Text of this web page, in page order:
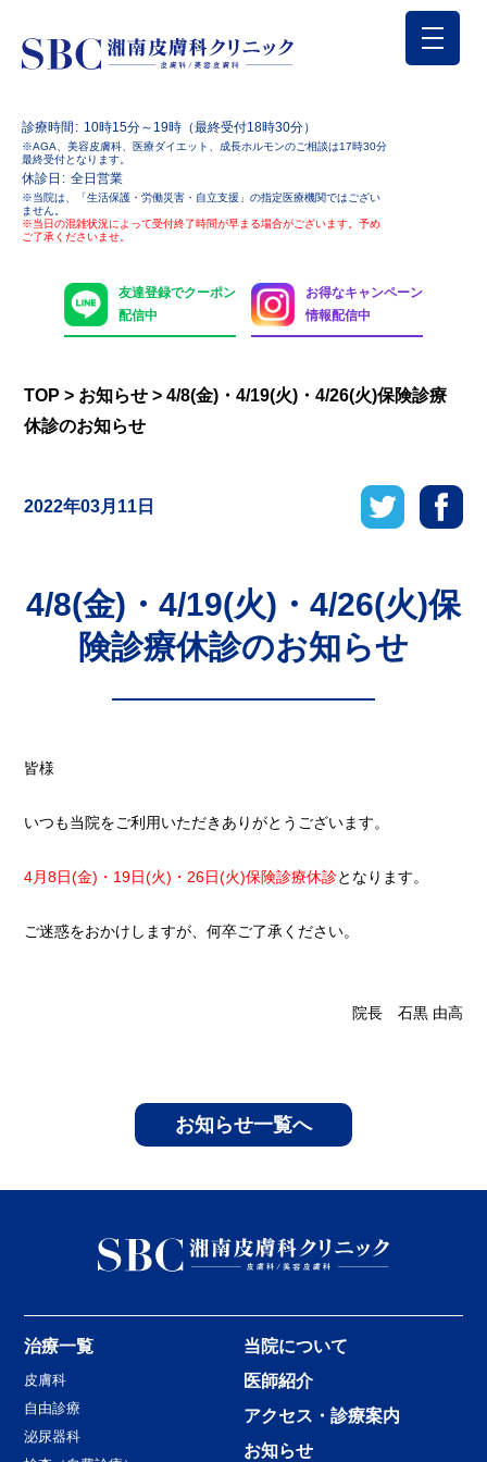
診療時間 10時15分～19時（最終受付18時30分）
※AGA、美容皮膚科、医療ダイエット、成長ホルモンのご相談は17時30分
最終受付となります。
休診日 全日営業
※当院は、「生活保護・労働災害・自立支援」の指定医療機関ではござい
ません。
※当日の混雑状況によって受付終了時間が早まる場合がございます。予め
ご了承くださいませ。
友達登録でクーポン
配信中
お得なキャンペーン
情報配信中
TOP > お知らせ >4/8(金)・4/19(火)・4/26(火)保険診療
休診のお知らせ
2022年03月11日
4/8(金)・4/19(火)・4/26(火)保
険診療休診のお知らせ
皆様
いつも当院をご利用いただきありがとうございます。
4月8日(金)・19日(火)・26日(火)保険診療休診となります。
ご迷惑をおかけしますが、何卒ご了承ください。
院長 石黒 由高
お知らせ一覧へ
治療一覧
皮膚科
自由診療
泌尿器科
当院について
医師紹介
アクセス・診療案内
お知らせ